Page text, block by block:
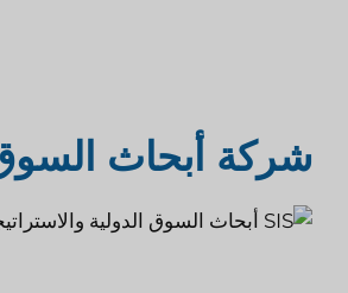
أبحاث سوق الرعاية الصحية
شركة أبحاث